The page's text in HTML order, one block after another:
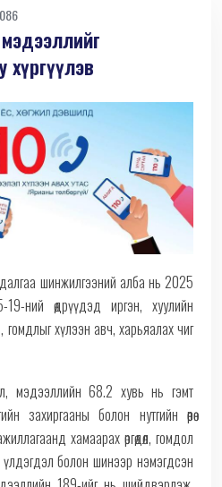
мэдээллийг
шинжилгээний алба нь 2025
ний өдрүүдэд иргэн, хуулийн
гомдлыг хүлээн авч, харьяалах чиг
мэдээллийн 68.2 хувь нь гэмт
захиргааны болон нутгийн өөрөө
хамаарах өргөдөл, гомдол
болон шинээр нэмэгдсэн